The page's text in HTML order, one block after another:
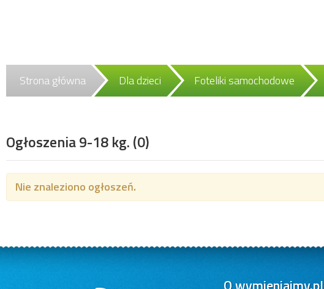
Strona główna Dla dzieci Foteliki samochodowe
Ogłoszenia 9-18 kg.(0)
Nie znaleziono ogłoszeń.